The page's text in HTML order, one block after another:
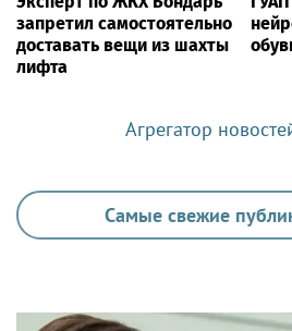
запретил самостоятельно
доставать вещи из шахты
лифта
Агрегатор
Самые свежие